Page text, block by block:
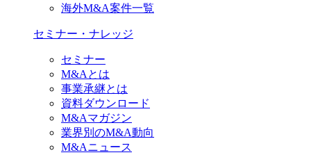
海外M&A案件一覧
セミナー・ナレッジ
セミナー
M&Aとは
事業承継とは
資料ダウンロード
M&Aマガジン
業界別のM&A動向
M&Aニュース